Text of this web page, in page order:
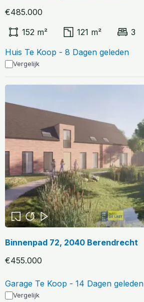
€485.000
152 m²
121 m²
3
Huis Te Koop - 8 Dagen geleden
Vergelijk
Binnenpad 72, 2040 Berendrecht
€455.000
Garage Te Koop - 14 Dagen geleden
Vergelijk